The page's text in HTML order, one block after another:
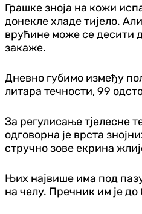
Грашке зноја на кожи
донекле хладе тијело.
врућине може се десити
закаже.
Дневно губимо између
литара течности, 99
За регулисање тјелесне
одговорна је врста
стручно зове екрина
Њих највише има под
на челу. Пречник им је